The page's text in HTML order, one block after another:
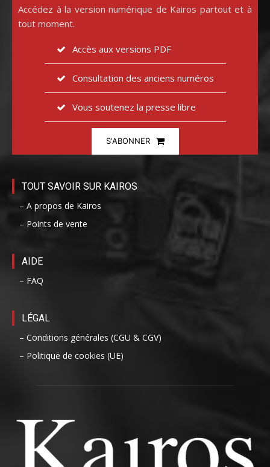
Accédez à la version numérique de Kairos partout et à
tout moment.
Accès aux versions PDF
Consultation des anciens numéros
Vous soutenez la presse libre
S'ABONNER
TOUT SAVOIR SUR KAIROS
– A propos de Kairos
– Points de vente
AIDE
– FAQ
LÉGAL
– Conditions générales (CGU & CGV)
– Politique de cookies (UE)